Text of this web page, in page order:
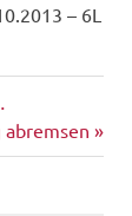
– 6L